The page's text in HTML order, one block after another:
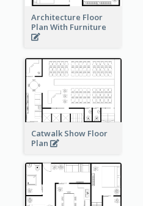
Architecture Floor
Plan With Furniture
Catwalk Show Floor
Plan